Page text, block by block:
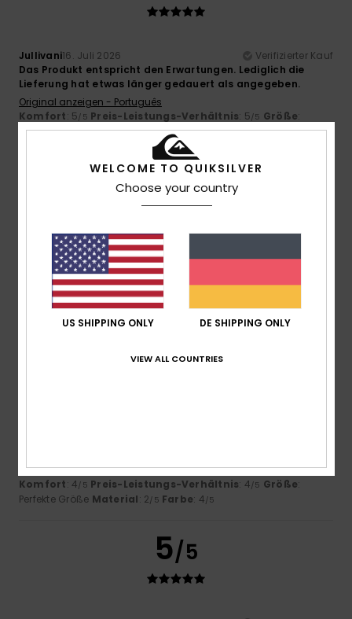
Jullivani16. Juli 2026
Verifizierter Kauf
Das Produkt entspricht den Erwartungen. Lediglich die
Lieferung hat etwas länger gedauert als angegeben.
Original anzeigen - Português
Komfort: 5/5 Preis-Leistungs-Verhältnis: 5/5 Größe:
Perfekte GrößeMaterial: 5/5 Farbe: 5/5
Ich empfehle dieses Produkt
4/5
Corinna16. Juli 2026
Gute Qualität
Original anzeigen - Italiano
3/5
Original anzeigen - Castellano
Komfort: 4/5 Preis-Leistungs-Verhältnis: 4/5 Größe:
Perfekte Größe Material: 2/5 Farbe: 4/5
5/5
WELCOME TO QUIKSILVER
Choose your country
US SHIPPING ONLY DE SHIPPING ONLY
VIEW ALL COUNTRIES